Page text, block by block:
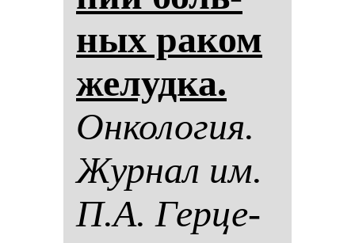
ных ра­ком
же­луд­ка.
Он­ко­ло­гия.
Жур­нал им.
П.А. Гер­це­